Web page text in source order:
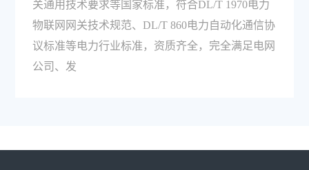
关通用技术要求等国家标准，符合DL/T 1970电力
物联网网关技术规范、DL/T 860电力自动化通信协
议标准等电力行业标准，资质齐全，完全满足电网
公司、发